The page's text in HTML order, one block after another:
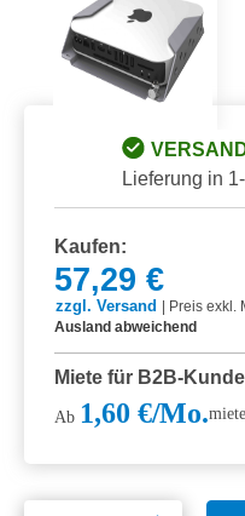
Lieferung in
Kaufen:
57,29 €
zzgl. Versand
Preis exkl.
Ausland abweichend
Miete für B2B-
Ab 1,60 €/Mo.